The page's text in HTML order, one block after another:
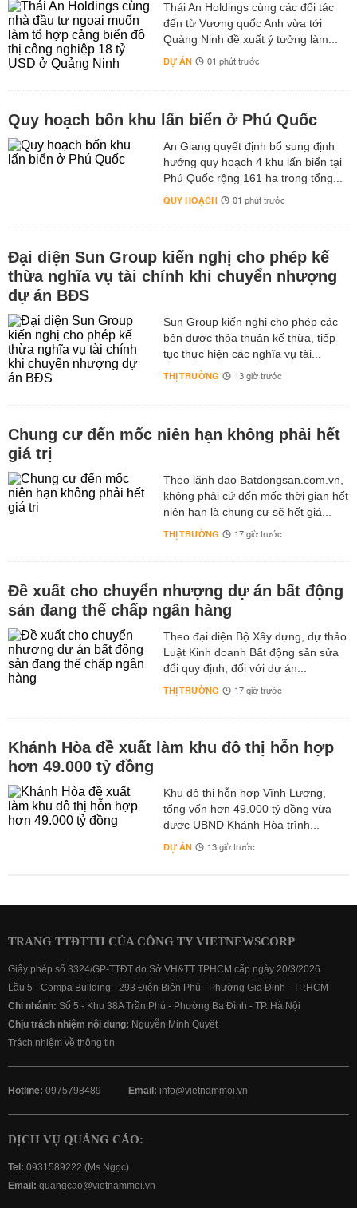
Thái An Holdings cùng các đối tác
đến từ Vương quốc Anh vừa tới
Quảng Ninh đề xuất ý tưởng làm...
DỰ ÁN 01 phút trước
Quy hoạch bốn khu lấn biển ở Phú Quốc
An Giang quyết định bổ sung định
hướng quy hoạch 4 khu lấn biển tại
Phú Quốc rộng 161 ha trong tổng...
QUY HOẠCH 01 phút trước
Đại diện Sun Group kiến nghị cho phép kế
thừa nghĩa vụ tài chính khi chuyển nhượng
dự án BĐS
Sun Group kiến nghị cho phép các
bên được thỏa thuận kế thừa, tiếp
tục thực hiện các nghĩa vụ tài...
THỊ TRƯỜNG 13 giờ trước
Chung cư đến mốc niên hạn không phải hết
giá trị
Theo lãnh đạo Batdongsan.com.vn,
không phải cứ đến mốc thời gian hết
niên hạn là chung cư sẽ hết giá...
THỊ TRƯỜNG 17 giờ trước
Đề xuất cho chuyển nhượng dự án bất động
sản đang thế chấp ngân hàng
Theo đại diện Bộ Xây dựng, dự thảo
Luật Kinh doanh Bất động sản sửa
đổi quy định, đối với dự án...
THỊ TRƯỜNG 17 giờ trước
Khánh Hòa đề xuất làm khu đô thị hỗn hợp
hơn 49.000 tỷ đồng
Khu đô thị hỗn hợp Vĩnh Lương,
tổng vốn hơn 49.000 tỷ đồng vừa
được UBND Khánh Hòa trình...
DỰ ÁN 13 giờ trước
TRANG TTĐTTH CỦA CÔNG TY VIETNEWSCORP
Giấy phép số 3324/GP-TTĐT do Sở VH&TT TPHCM cấp ngày 20/3/2026
Lầu 5 - Compa Building - 293 Điện Biên Phủ - Phường Gia Định - TP.HCM
Chi nhánh: Số 5 - Khu 38A Trần Phú - Phường Ba Đình - TP. Hà Nội
Chịu trách nhiệm nội dung: Nguyễn Minh Quyết
Trách nhiệm về thông tin
Hotline: 0975798489 Email: info@vietnammoi.vn
DỊCH VỤ QUẢNG CÁO:
Tel: 0931589222 (Ms Ngọc)
Email: quangcao@vietnammoi.vn